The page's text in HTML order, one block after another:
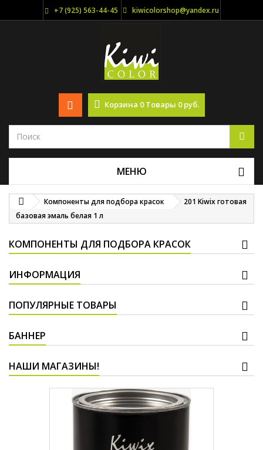
+7 (925) 563-44-45 kiwicolorshop@yandex.ru
Корзина 0 Товары 0 руб.
МЕНЮ
Компоненты для подбора красок
201 Kiwix готовая
базовая эмаль белая 1 л
КОМПОНЕНТЫ ДЛЯ ПОДБОРА КРАСОК
ИНФОРМАЦИЯ
ПОПУЛЯРНЫЕ ТОВАРЫ
БАННЕР
НАШИ МАГАЗИНЫ!